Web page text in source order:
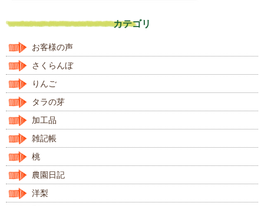
カテゴリ
お客様の声
さくらんぼ
りんご
タラの芽
加工品
雑記帳
桃
農園日記
洋梨